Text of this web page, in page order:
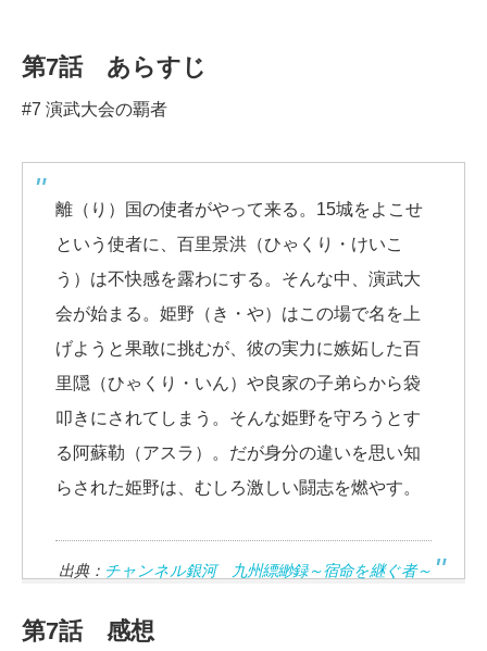
第7話 あらすじ
#7 演武大会の覇者
離（り）国の使者がやって来る。15城をよこせ
という使者に、百里景洪（ひゃくり・けいこ
う）は不快感を露わにする。そんな中、演武大
会が始まる。姫野（き・や）はこの場で名を上
げようと果敢に挑むが、彼の実力に嫉妬した百
里隠（ひゃくり・いん）や良家の子弟らから袋
叩きにされてしまう。そんな姫野を守ろうとす
る阿蘇勒（アスラ）。だが身分の違いを思い知
らされた姫野は、むしろ激しい闘志を燃やす。
出典： チャンネル銀河 九州縹緲録～宿命を継ぐ者～
第7話 感想